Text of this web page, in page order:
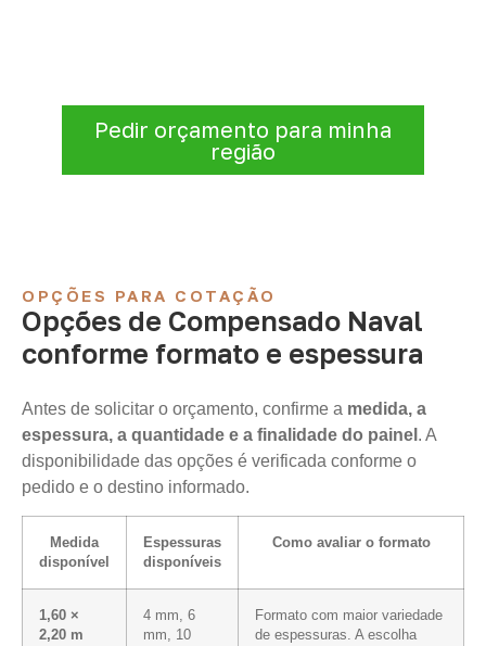
Pedir orçamento para minha
região
OPÇÕES PARA COTAÇÃO
Opções de Compensado Naval
conforme formato e espessura
Antes de solicitar o orçamento, confirme a medida, a
espessura, a quantidade e a finalidade do painel . A
disponibilidade das opções é verificada conforme o
pedido e o destino informado.
Medida
disponível
Espessuras
disponíveis
Como avaliar o formato
1,60 ×
2,20 m
4 mm, 6
mm, 10
Formato com maior variedade
de espessuras. A escolha